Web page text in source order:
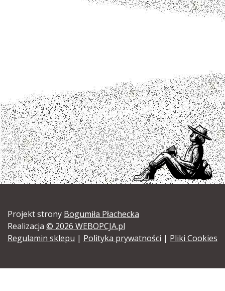
Projekt strony Bogumiła Płachecka
Realizacja © 2026 WEBOPCJA.pl
Regulamin sklepu | Polityka prywatności | Pliki Cookies